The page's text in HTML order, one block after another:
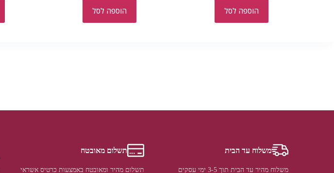
הוספה לסל הוספה לסל
משלוח עד הבית
משלוח מהיר עד הבית תוך 3-5 ימי עסקים
תשלום מאובטח
תשלום מהיר ומאובטח באמצעות כרטיס אשראי